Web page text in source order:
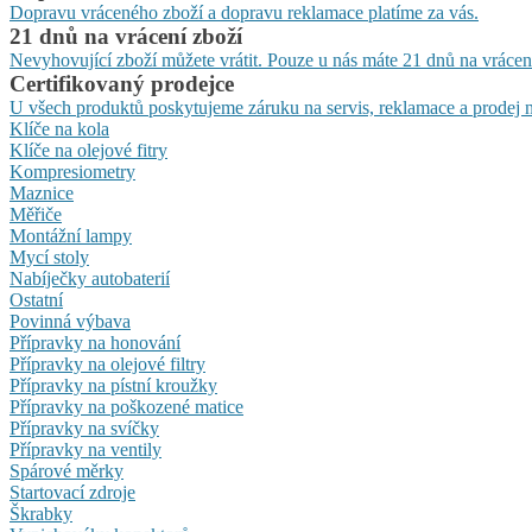
Dopravu vráceného zboží a dopravu reklamace platíme za vás.
21 dnů na vrácení zboží
Nevyhovující zboží můžete vrátit. Pouze u nás máte 21 dnů na
Certifikovaný prodejce
U všech produktů poskytujeme záruku na servis, reklamace a prodej
Klíče na kola
Klíče na olejové fitry
Kompresiometry
Maznice
Měřiče
Montážní lampy
Mycí stoly
Nabíječky autobaterií
Ostatní
Povinná výbava
Přípravky na honování
Přípravky na olejové filtry
Přípravky na pístní kroužky
Přípravky na poškozené matice
Přípravky na svíčky
Přípravky na ventily
Spárové měrky
Startovací zdroje
Škrabky